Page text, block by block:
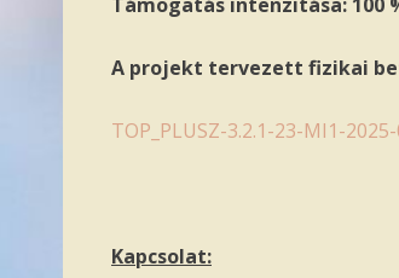
A projekt tervezett fizikai
TOP_PLUSZ-3.2.1-23-MI1-
Kapcsolat: